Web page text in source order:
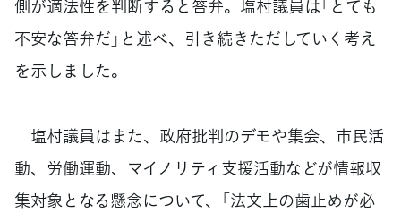
側が適法性を判断すると答弁。塩村議員は「とても
不安な答弁だ」と述べ、引き続きただしていく考え
を示しました。
塩村議員はまた、政府批判のデモや集会、市民活
動、労働運動、マイノリティ支援活動などが情報収
集対象となる懸念について、「法文上の歯止めが必